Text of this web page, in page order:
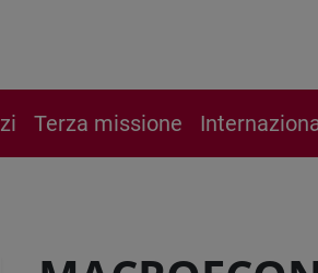
Terza missione